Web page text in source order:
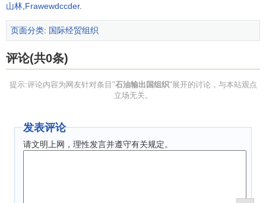
或提出建议。大会还要对理事会提交的石油输出国组织预算
报告加以审议，并决定是否进行修订。
由各成员国提名并经大会通过的理事组成，每两年为一届。
议，起草年度预算报告，并提交给大会审议通过。理事会还
审议由秘书长向大会提交的有关石油输出国组织日常事务的
报告。
山林 Frawewdccder.
页面分类: 国际经贸组织
评论(共0条)
提示:评论内容为网友针对条目"石油输出国组织"展开的讨论，与本站观点
立场无关。
发表评论
请文明上网，理性发言并遵守有关规定。